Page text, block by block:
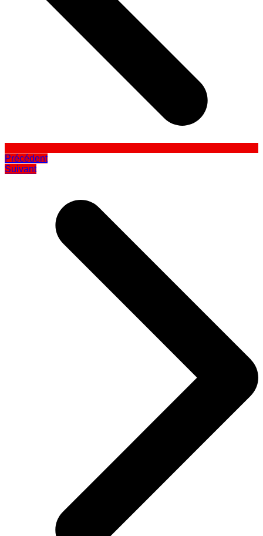
Précédent
Suivant